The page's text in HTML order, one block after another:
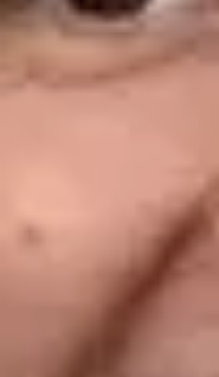
Linfologia
Dr. Leandro Wang
CGCOM | 464628929